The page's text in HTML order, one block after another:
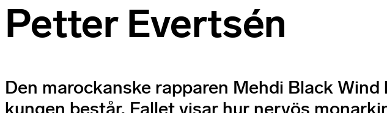
Petter Evertsén
Den marockanske rapparen Mehdi Black